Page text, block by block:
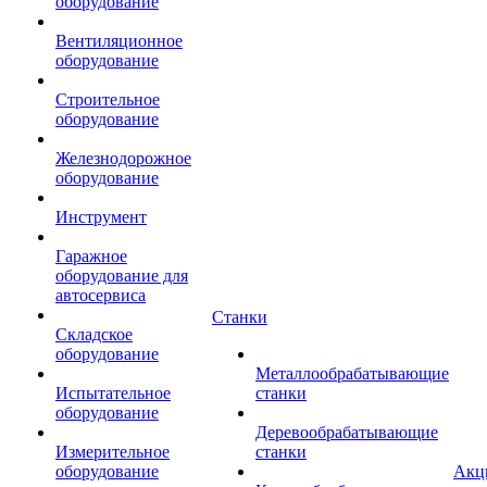
Вентиляционное
оборудование
Строительное
оборудование
Железнодорожное
оборудование
Инструмент
Гаражное
оборудование для
автосервиса
Складское
оборудование
Испытательное
оборудование
Измерительное
оборудование
Станки
Металлообрабатывающие
станки
Деревообрабатывающие
станки